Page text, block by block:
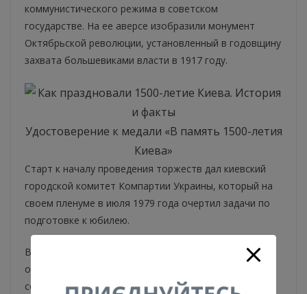
коммунистического режима в советском
государстве. На ее аверсе изобразили монумент
Октябрьской революции, установленный в годовщину
захвата большевиками власти в 1917 году.
Удостоверение к медали «В память 1500-летия
Киева»
Старт к началу проведения торжеств дал киевский
городской комитет Компартии Украины, который на
своем пленуме в июля 1979 года очертил задачи по
подготовке к юбилею.
В декабре того же года Совет Министров СССР
определил перечень памятников и объектов
социально-культурного назначения, подлежащих